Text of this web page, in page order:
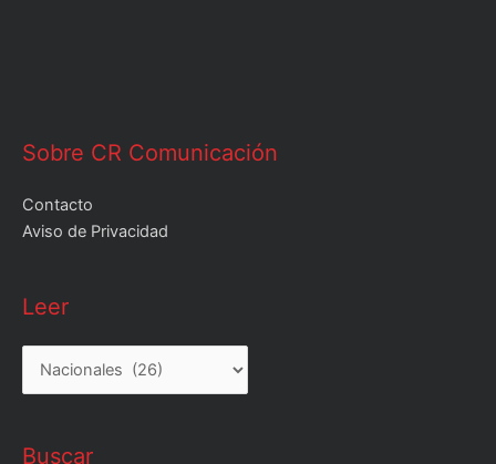
Sobre CR Comunicación
Contacto
Aviso de Privacidad
Leer
Leer
Buscar